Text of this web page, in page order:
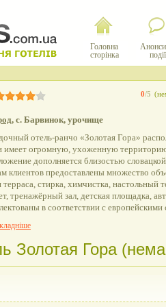
Головна
сторінка
події
0/5
, с. Барвинок, урочище
отель-ранчо «Золотая Гора»
имеет огромную, ухоженную
дополняется близостью
клиентов предоставлены множество
терраса, стирка, химчистка, настольный
тренажёрный зал, детская площадка,
в соответствии с европейскими
Золотая Гора